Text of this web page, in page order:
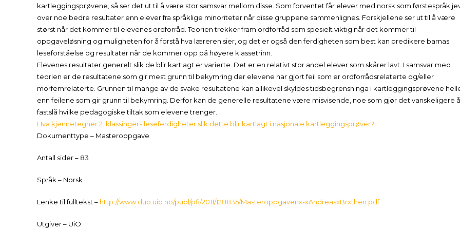
kartleggingsprøvene, så ser det ut til å være stor samsvar mellom disse. Som forventet får elever med norsk som førstespråk
over noe bedre resultater enn elever fra språklige minoriteter når disse gruppene sammenlignes. Forskjellene ser ut til å være
størst når det kommer til elevenes ordforråd. Teorien trekker fram ordforråd som spesielt viktig når det kommer til
oppgaveløsning og muligheten for å forstå hva læreren sier, og det er også den ferdigheten som best kan predikere barnas
leseforståelse og resultater når de kommer opp på høyere klassetrinn.
Elevenes resultater generelt slik de blir kartlagt er varierte. Det er en relativt stor andel elever som skårer lavt. I samsvar med
teorien er de resultatene som gir mest grunn til bekymring der elevene har gjort feil som er ordforrådsrelaterte og/eller
morfemrelaterte. Grunnen til mange av de svake resultatene kan allikevel skyldes tidsbegrensninga i kartleggingsprøvene
enn feilene som gir grunn til bekymring. Derfor kan de generelle resultatene være misvisende, noe som gjør det vanskeligere å
fastslå hvilke pedagogiske tiltak som elevene trenger.
Hva kjennetegner 2. klassingers leseferdigheter slik dette blir kartlagt i nasjonale kartleggingsprøver?
Dokumenttype – Masteroppgave
Antall sider – 83
Språk – Norsk
Lenke til fulltekst – http://www.duo.uio.no/publ/pfi/2011/128835/Masteroppgavenx-xAndreasxBrxthen.pdf
Utgiver – UiO